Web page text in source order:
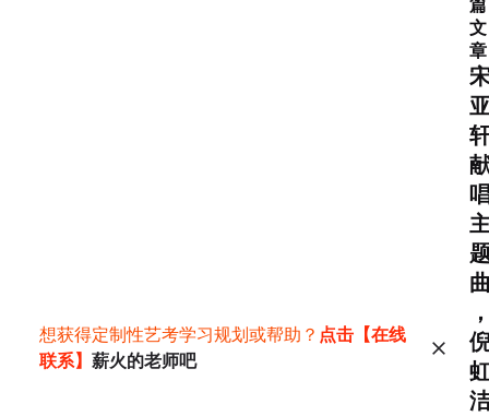
文
章
想获得定制性艺考学习规划或帮助？ 点击【在线
联系】 薪火的老师吧